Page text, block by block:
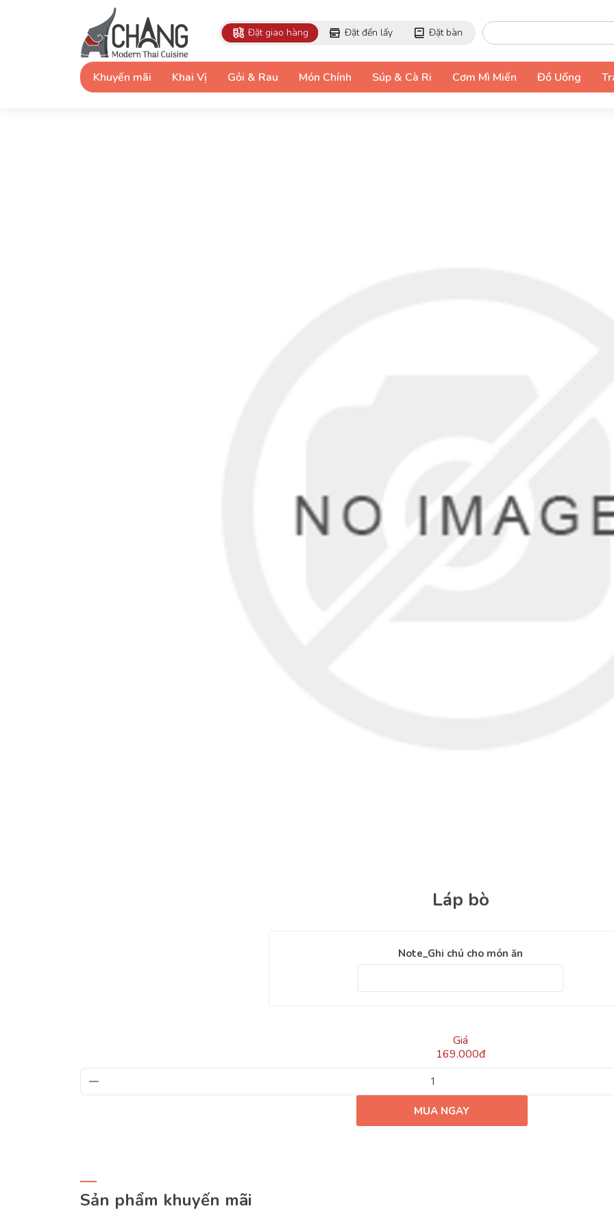
Đặt giao hàng Đặt đến lấy Đặt bàn
Khuyến mãi Khai Vị Gỏi & Rau Món Chính Súp & Cà Ri Cơm Mì Miến Đồ Uống
Láp bò
Note_Ghi chú cho món ăn
Giá
169.000đ
h
Sản phẩm khuyến mãi